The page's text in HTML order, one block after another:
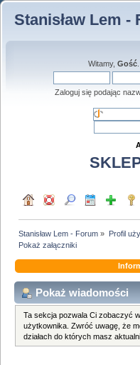
Stanisław Lem -
Witamy, Gość.
Zaloguj się podając
Stanisław Lem - Forum » Profil
Pokaż załączniki
Pokaż wiadomości
Ta sekcja pozwala Ci zobaczyć
użytkownika. Zwróć uwagę, że
działach do których masz